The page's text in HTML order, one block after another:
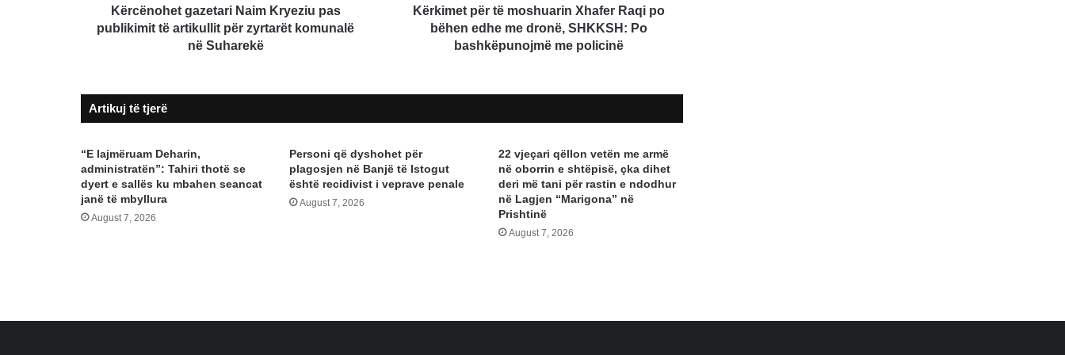
zyrtarët
komunalë
Kërcënohet gazetari Naim Kryeziu pas
publikimit të artikullit për zyrtarët komunalë
në Suharekë
me
Kërkimet për të moshuarin Xhafer Raqi po
bëhen edhe me dronë, SHKKSH: Po
bashkëpunojmë me policinë
Artikuj të tjerë
“E lajmëruam Deharin,
administratën”: Tahiri thotë se
dyert e sallës ku mbahen seancat
janë të mbyllura
August 7, 2026
Personi që dyshohet për
plagosjen në Banjë të Istogut
është recidivist i veprave penale
August 7, 2026
22 vjeçari qëllon vetën me armë
në oborrin e shtëpisë, çka dihet
deri më tani për rastin e ndodhur
në Lagjen “Marigona” në
Prishtinë
August 7, 2026